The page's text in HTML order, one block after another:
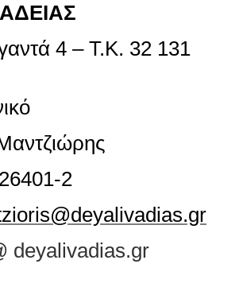
Περγαντά 4
Ασ.
2
deyalivadias.gr